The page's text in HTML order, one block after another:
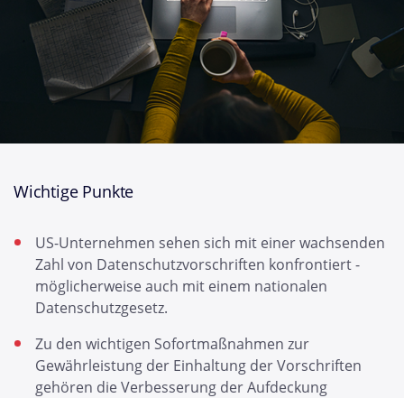
Wichtige Punkte
US-Unternehmen sehen sich mit einer wachsenden
Zahl von Datenschutzvorschriften konfrontiert -
möglicherweise auch mit einem nationalen
Datenschutzgesetz.
Zu den wichtigen Sofortmaßnahmen zur
Gewährleistung der Einhaltung der Vorschriften
gehören die Verbesserung der Aufdeckung